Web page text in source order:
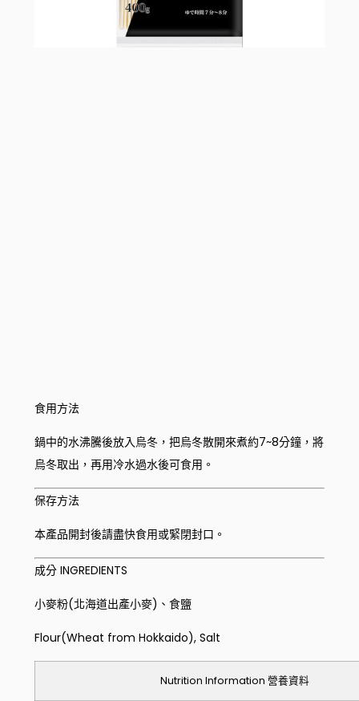
食用方法
鍋中的水沸騰後放入烏冬，把烏冬散開來煮約7~8分鐘，將
烏冬取出，再用冷水過水後可食用。
保存方法
本產品開封後請盡快食用或緊閉封口。
成分 INGREDIENTS
小麥粉(北海道出產小麥)、食鹽
Flour(Wheat from Hokkaido), Salt
Nutrition Information 營養資料